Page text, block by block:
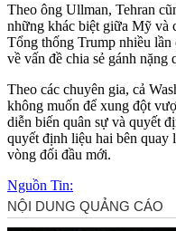
Theo ông Ullman, Tehran
những khác biệt giữa Mỹ và
Tổng thống Trump nhiều
về vấn đề chia sẻ gánh nặng
Theo các chuyên gia, cả
không muốn để xung đột
diễn biến quân sự và quyết
quyết định liệu hai bên quay
vòng đối đầu mới.
Nguồn Tin: